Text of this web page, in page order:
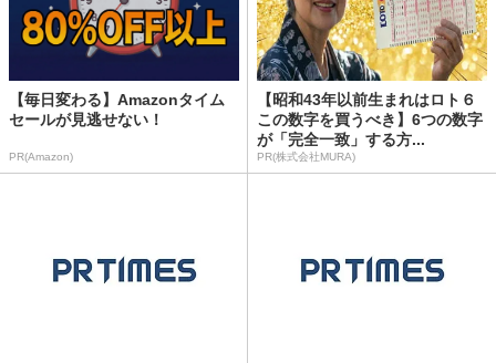
【毎日変わる】Amazonタイム
セールが見逃せない！
PR(Amazon)
【昭和43年以前生まれはロト６
この数字を買うべき】6つの数字
が「完全一致」する方...
PR(株式会社MURA)